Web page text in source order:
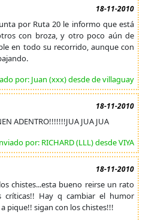
18-11-2010
por Ruta 20 le informo que está
con broza, y otro poco aún de
en todo su recorrido, aunque con
por: Juan (xxx) desde de villaguay
18-11-2010
ADENTRO!!!!!!!JUA JUA JUA
por: RICHARD (LLL) desde VIYA
18-11-2010
chistes...esta bueno reirse un rato
críticas!! Hay q cambiar el humor
pique!! sigan con los chistes!!!